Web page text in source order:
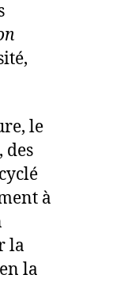
le
des
à
la
la